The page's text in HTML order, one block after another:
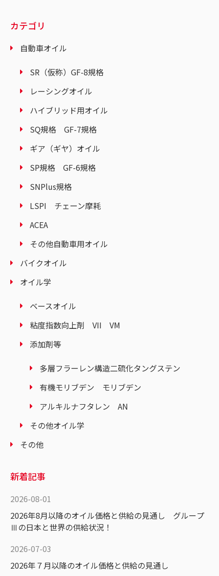
カテゴリ
自動車オイル
SR（仮称）GF-8規格
レーシングオイル
ハイブリッド用オイル
SQ規格 GF-7規格
ギア（ギヤ）オイル
SP規格 GF-6規格
SNPlus規格
LSPI チェーン摩耗
ACEA
その他自動車用オイル
バイクオイル
オイル学
ベースオイル
粘度指数向上剤 VII VM
添加剤等
多層フラーレン構造二硫化タングステン
有機モリブデン モリブデン
アルキルナフタレン AN
その他オイル学
その他
新着記事
2026-08-01
2026年8月以降のオイル価格と供給の見通し グループ
Ⅲの日本と世界の供給状況！
2026-07-03
2026年７月以降のオイル価格と供給の見通し